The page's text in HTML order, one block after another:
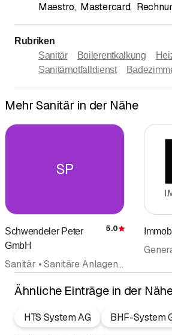
Maestro, Mastercard,
Rubriken
Sanitär
Boilerentkalkung
Sanitärnotfalldienst
Mehr Sanitär in der Nähe
SP
Schwendeler Peter
GmbH
Bewertung
5.0
Sanitär • Sanitäre Anlagen und Installationen • Heizungen • Wärmepumpen • Lüftung • Haustechnik
Ähnliche Einträge in der
HTS System AG BHF-System